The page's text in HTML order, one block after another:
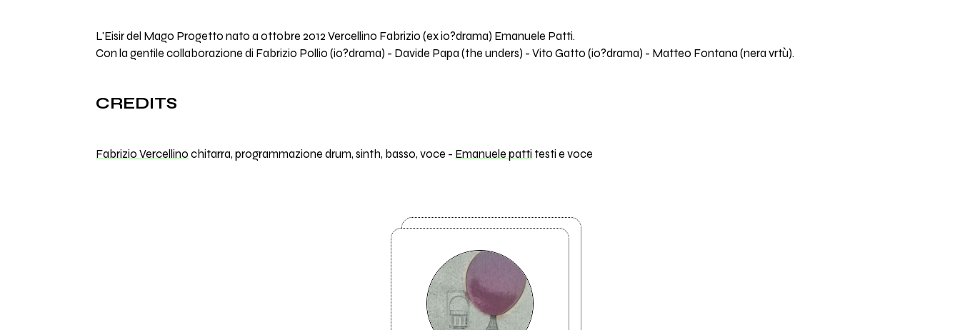
L'Eisir del Mago Progetto nato a ottobre 2012 Vercellino Fabrizio (ex io?drama) Emanuele Patti.
Con la gentile collaborazione di Fabrizio Pollio (io?drama) - Davide Papa (the unders) - Vito Gatto (io?drama) - Matteo Fontana (nera vrtù).
CREDITS
Fabrizio Vercellino chitarra, programmazione drum, sinth, basso, voce - Emanuele patti testi e voce